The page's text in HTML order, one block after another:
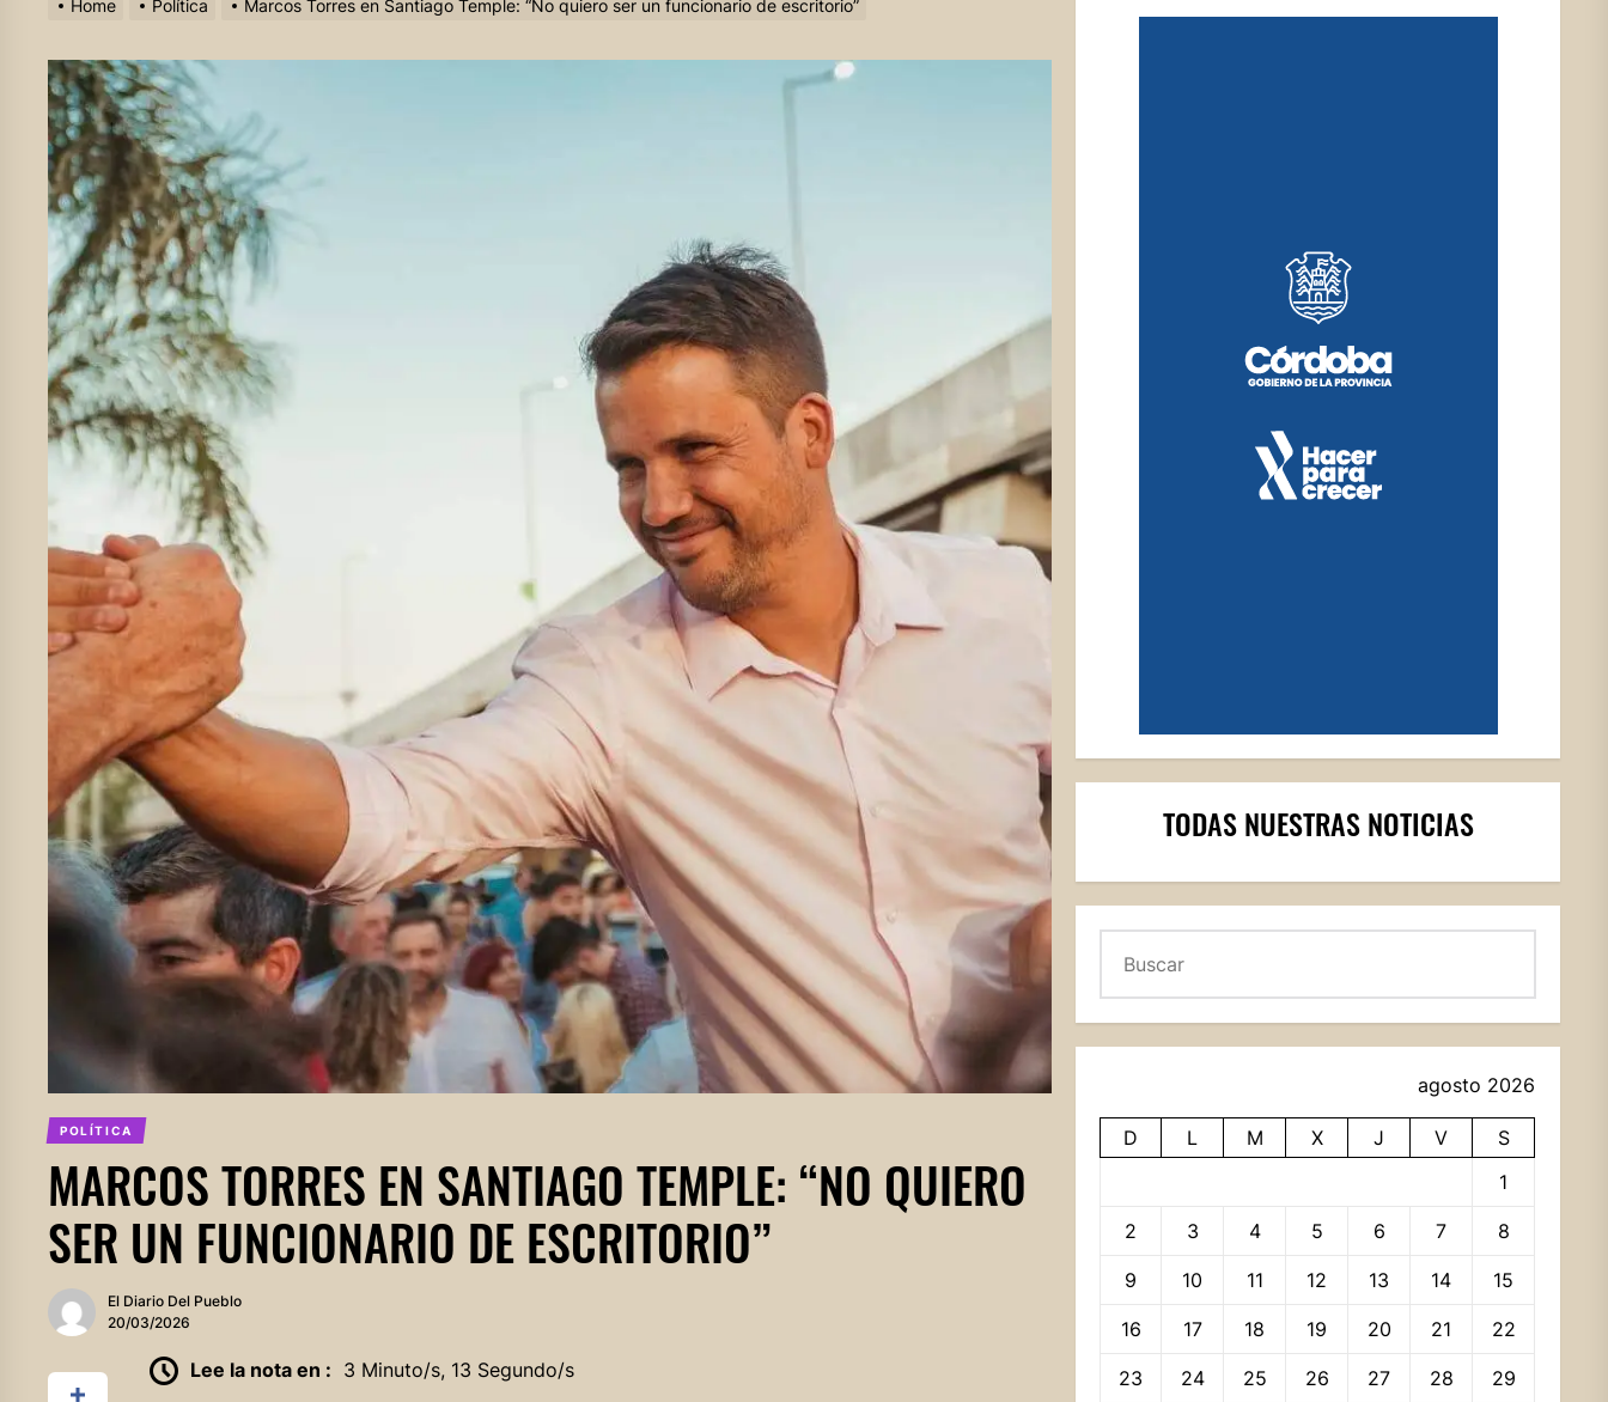
Home Política Marcos Torres en Santiago Temple: “No quiero ser un funcionario de escritorio”
POLÍTICA
MARCOS TORRES EN SANTIAGO TEMPLE: “NO QUIERO
SER UN FUNCIONARIO DE ESCRITORIO”
El Diario Del Pueblo
20/03/2026
Lee la nota en : 3 Minuto/s, 13 Segundo/s
TODAS NUESTRAS NOTICIAS
agosto 2026
D L M X J V
S
1
2 3 4 5 6 7 8
9 10 11 12 13 14 15
16 17 18 19 20 21 22
23 24 25 26 27 28 29